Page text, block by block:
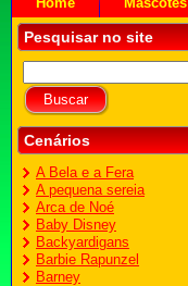
Pesquisar no site
Cenários
A Bela e a Fera
A pequena sereia
Arca de Noé
Baby Disney
Backyardigans
Barbie Rapunzel
Barney